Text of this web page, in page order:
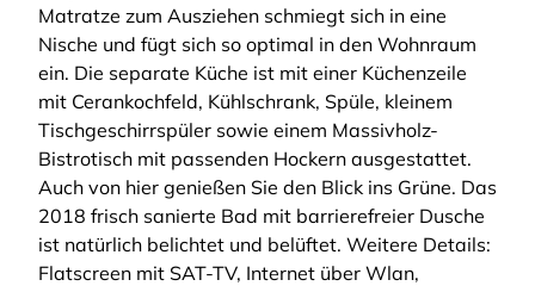
Matratze zum Ausziehen schmiegt sich in eine
Nische und fügt sich so optimal in den Wohnraum
ein. Die separate Küche ist mit einer Küchenzeile
mit Cerankochfeld, Kühlschrank, Spüle, kleinem
Tischgeschirrspüler sowie einem Massivholz-
Bistrotisch mit passenden Hockern ausgestattet.
Auch von hier genießen Sie den Blick ins Grüne. Das
2018 frisch sanierte Bad mit barrierefreier Dusche
ist natürlich belichtet und belüftet. Weitere Details:
Flatscreen mit SAT-TV, Internet über Wlan,